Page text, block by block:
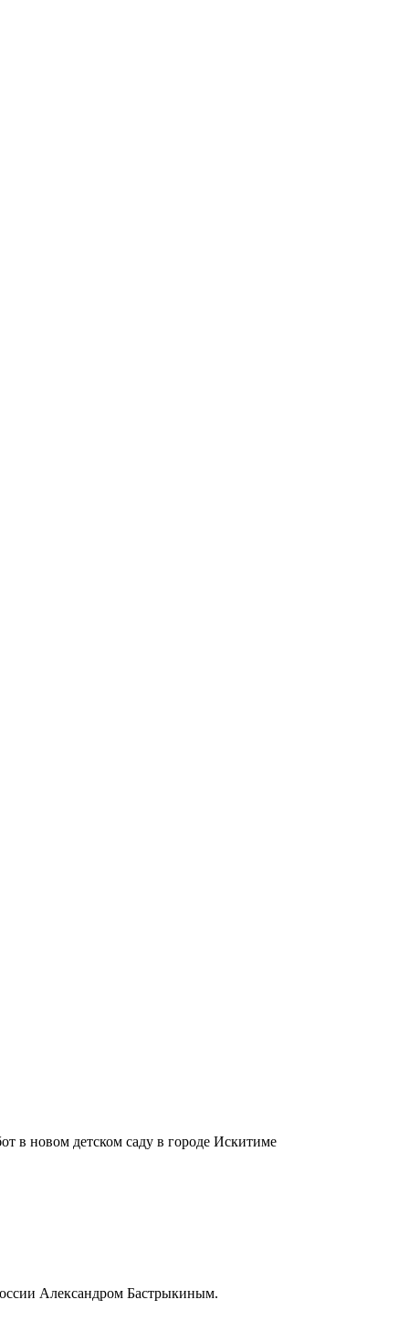
в новом детском саду в городе Искитиме
Александром Бастрыкиным.